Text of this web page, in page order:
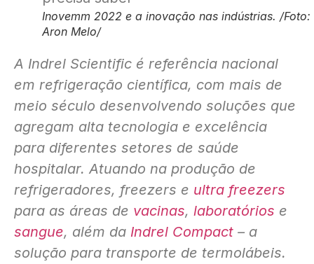
Inovemm 2022 e a inovação nas indústrias. /Foto:
Aron Melo/
A Indrel Scientific é referência nacional
em refrigeração científica, com mais de
meio século desenvolvendo soluções que
agregam alta tecnologia e excelência
para diferentes setores de saúde
hospitalar. Atuando na produção de
refrigeradores, freezers e ultra freezers
para as áreas de vacinas, laboratórios e
sangue, além da Indrel Compact – a
solução para transporte de termolábeis.